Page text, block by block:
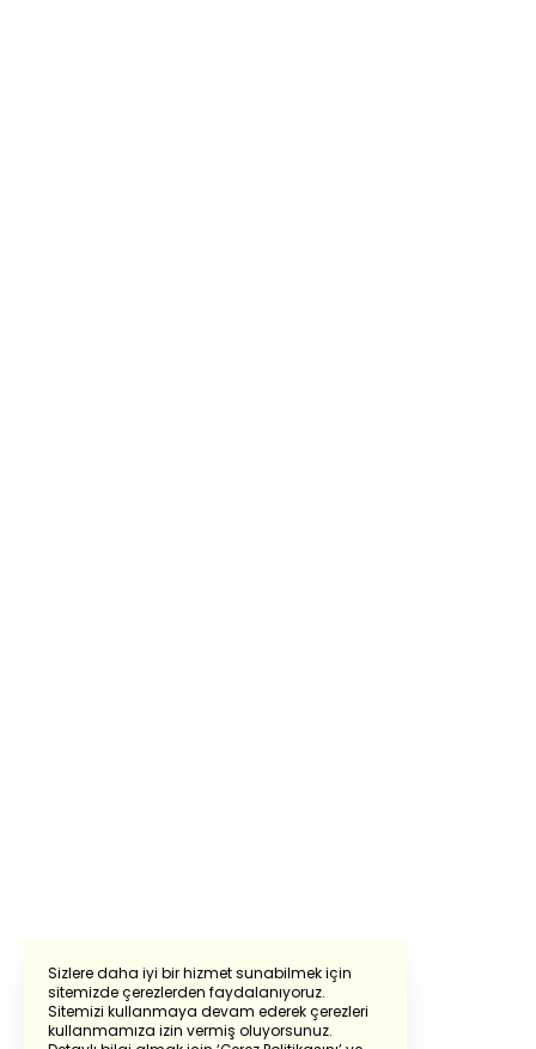
Sizlere daha iyi bir hizmet sunabilmek için
sitemizde çerezlerden faydalanıyoruz.
Sitemizi kullanmaya devam ederek çerezleri
kullanmamıza izin vermiş oluyorsunuz.
Powered by Translate